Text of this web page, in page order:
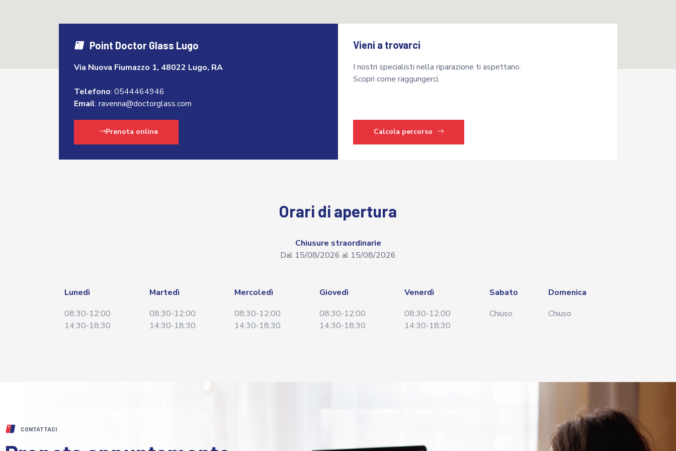
Point Doctor Glass Lugo
Via Nuova Fiumazzo 1, 48022 Lugo, RA
Telefono: 0544464946
Email: ravenna@doctorglass.com
Prenota online
Vieni a trovarci
I nostri specialisti nella riparazione ti aspettano.
Scopri come raggungerci.
Calcola percorso
Orari di apertura
Chiusure straordinarie
Dal 15/08/2026 al 15/08/2026
Lunedì Martedì Mercoledì Giovedì Venerdì Sabato
Domenica
08:30-12:00
14:30-18:30
08:30-12:00
14:30-18:30
08:30-12:00
14:30-18:30
08:30-12:00
14:30-18:30
08:30-12:00
14:30-18:30
Chiuso Chiuso
CONTATTACI